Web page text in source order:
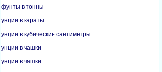
фунты в тонны
унции в караты
унции в кубические сантиметры
унции в чашки
унции в чашки